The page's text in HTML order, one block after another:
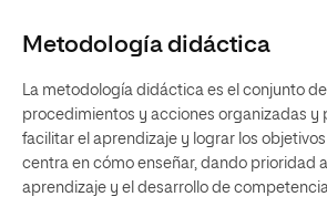
Metodología didáctica
La metodología didáctica es el conjunto
procedimientos y acciones organizadas y
facilitar el aprendizaje y lograr los
centra en cómo enseñar, dando prioridad
aprendizaje y el desarrollo de